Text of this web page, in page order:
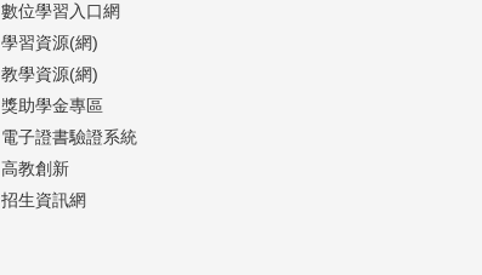
數位學習入口網
學習資源(網)
教學資源(網)
獎助學金專區
電子證書驗證系統
高教創新
招生資訊網